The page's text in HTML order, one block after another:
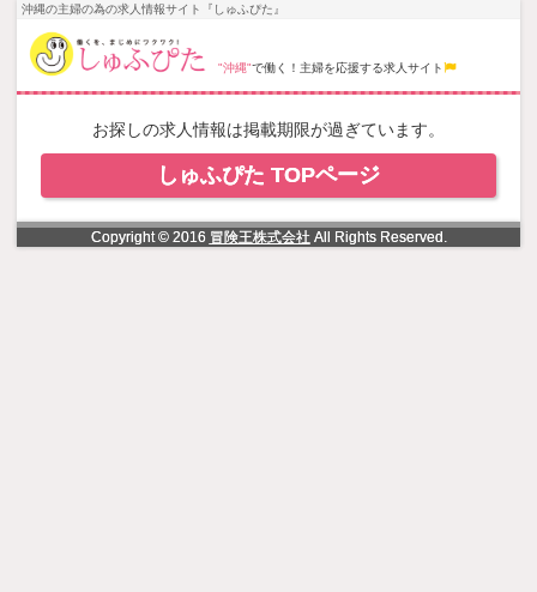
NowLoading
沖縄の主婦の為の求人情報サイト『しゅふぴた』
"沖縄"で働く！主婦を応援する求人サイト
お探しの求人情報は掲載期限が過ぎています。
しゅふぴた TOPページ
Copyright © 2016 冒険王株式会社All Rights Reserved.